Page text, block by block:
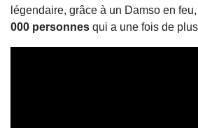
légendaire, grâce à un Damso en feu,
000 personnes qui a une fois de